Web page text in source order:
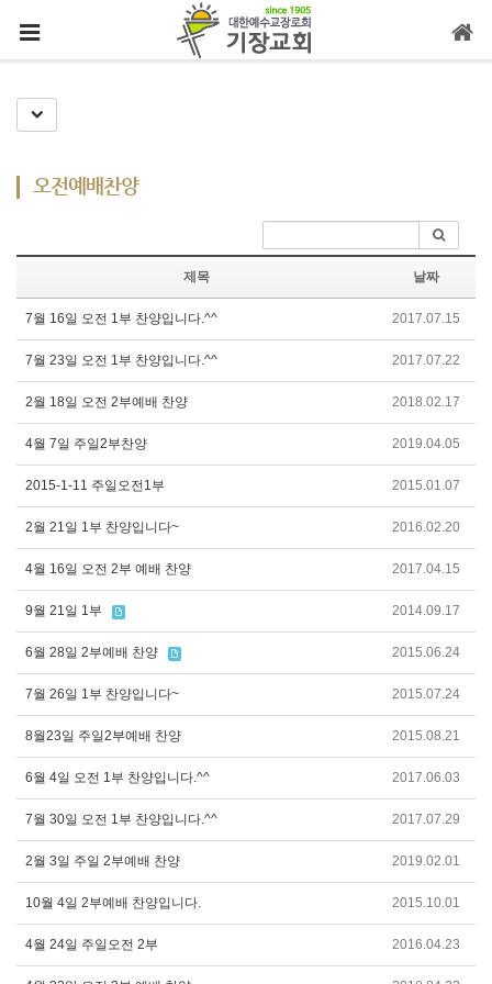
Toggle Dropdown
오전예배찬양
제목 날짜
7월 16일 오전 1부 찬양입니다.^^ 2017.07.15
7월 23일 오전 1부 찬양입니다.^^ 2017.07.22
2월 18일 오전 2부예배 찬양 2018.02.17
4월 7일 주일2부찬양 2019.04.05
2015-1-11 주일오전1부 2015.01.07
2월 21일 1부 찬양입니다~ 2016.02.20
4월 16일 오전 2부 예배 찬양 2017.04.15
9월 21일 1부 2014.09.17
6월 28일 2부예배 찬양 2015.06.24
7월 26일 1부 찬양입니다~ 2015.07.24
8월23일 주일2부예배 찬양 2015.08.21
6월 4일 오전 1부 찬양입니다.^^ 2017.06.03
7월 30일 오전 1부 찬양입니다.^^ 2017.07.29
2월 3일 주일 2부예배 찬양 2019.02.01
10월 4일 2부예배 찬양입니다. 2015.10.01
4월 24일 주일오전 2부 2016.04.23